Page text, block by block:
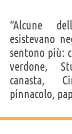
“Alcune
esistevano
sentono più:
verdone,
canasta,
pinnacolo,